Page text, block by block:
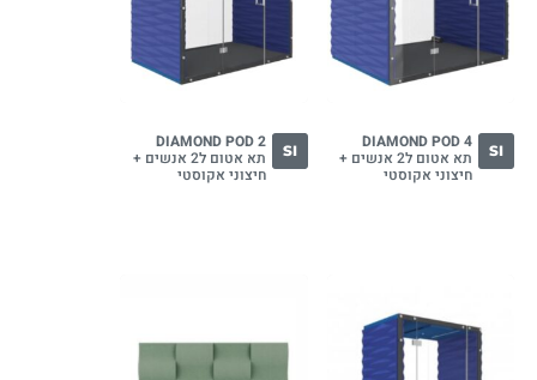
SI
DIAMOND POD 4
תא אטום ל2 אנשים +
חיצוני אקוסטי
SI
DIAMOND POD 2
תא אטום ל2 אנשים +
חיצוני אקוסטי